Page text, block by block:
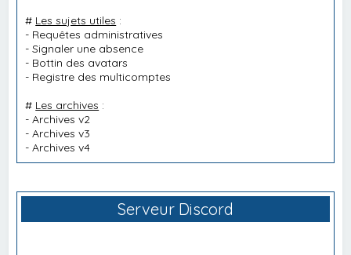
# Les sujets utiles :
- Requêtes administratives
-Signaler une absence
- Bottin des avatars
- Registre des multicomptes
# Les archives :
-Archives v2
-Archives v3
-Archives v4
Serveur Discord